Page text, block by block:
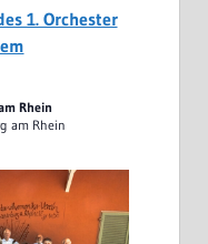
1. Orchester
Rhein
am Rhein